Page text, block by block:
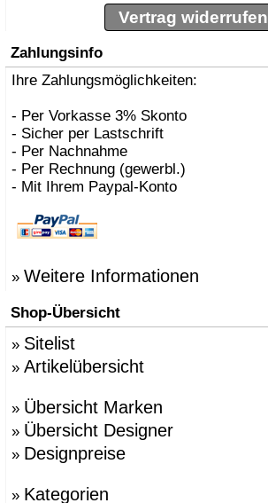
Vertrag widerrufen
Zahlungsinfo
Ihre Zahlungsmöglichkeiten:
- Per Vorkasse 3% Skonto
- Sicher per Lastschrift
- Per Nachnahme
- Per Rechnung (gewerbl.)
- Mit Ihrem Paypal-Konto
» Weitere Informationen
Shop-Übersicht
» Sitelist
» Artikelübersicht
» Übersicht Marken
» Übersicht Designer
» Designpreise
» Kategorien